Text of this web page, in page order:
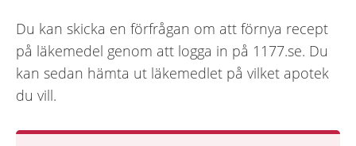
Du kan skicka en förfrågan om att förnya recept
på läkemedel genom att logga in på 1177.se. Du
kan sedan hämta ut läkemedlet på vilket apotek
du vill.